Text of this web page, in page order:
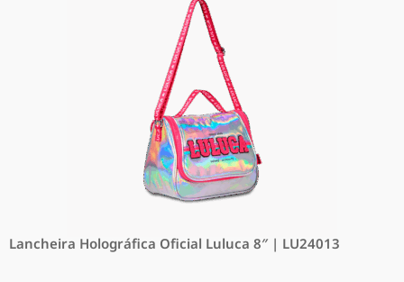
Lancheira Holográfica Oficial Luluca 8″ | LU24013